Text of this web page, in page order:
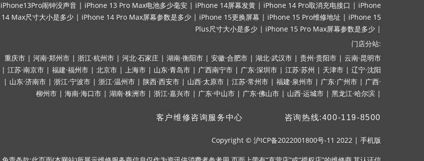
iPhone13Pro闹钟没声音 | iPhone 13 Pro Max电池多少毫安 | iPhone 14屏幕发黄 | iPhone 14 Pro取消充电接口 | iPhone
14 Max尺寸大小是多少 | iPhone 14 Pro Max屏幕参数是多少 | iPhone 15更换屏幕 | iPhone 15 Pro维修地址 | iPhone 15
Plus尺寸大小是多少 | iPhone 15 Pro Max屏幕参数是多少 |
门店分站:
重庆市 | 河南·郑州市 | 浙江·杭州市 | 河北·石家庄 | 湖南·衡阳市 | 安徽·合肥市 | 湖北·武汉市 | 贵州·贵阳市 | 云南·昆明市
| 江苏·南京市 | 福建·福州市 | 北京市 | 上海市 | 山东·青岛市 | 广西南宁市 | 广东·深圳市 | 江苏·苏州 | 天津市 | 辽宁·沈阳
| 山东·济南市 | 浙江·宁波市 | 浙江·温州市 | 陕西·西安市 | 山西·太原市 | 江苏·常州市 | 福建·泉州市 | 广东·广州市 | 广西·
柳州市 | 海南·海口市 | 湖南·株洲市 | 浙江·嘉兴市 | 广东·中山市 | 广东·佛山市 | 山西·运城市 | 黑龙江·哈尔滨 |
客户维修咨询服务中心 咨询热线:400-119-8500
Copyright © 沪ICP备2022001800号-11 2022 | 手机版